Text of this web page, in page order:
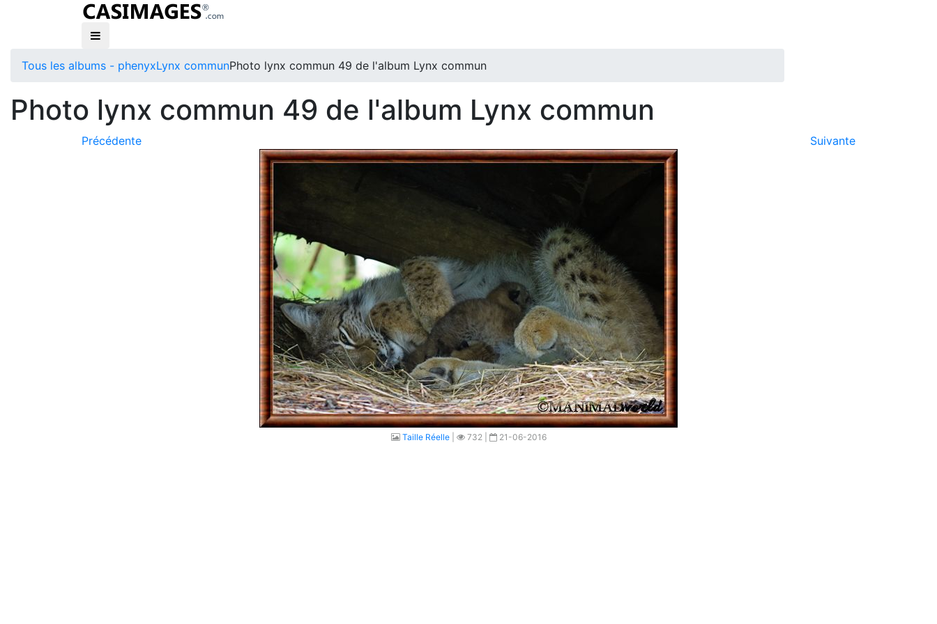
Tous les albums - phenyxLynx communPhoto lynx commun 49 de l'album Lynx commun
Photo lynx commun 49 de l'album Lynx commun
Précédente Suivante
Taille Réelle| 732 | 21-06-2016